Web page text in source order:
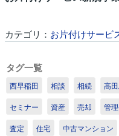
カテゴリ： お片付けサービ
タグ一覧
西早稲田 相談 相続 高
セミナー 資産 売却 管
査定 住宅 中古マンション